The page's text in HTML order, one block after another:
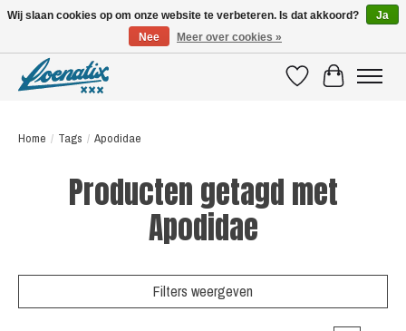
VerlanglijstWinkelwagen
Home / Tags / Apodidae
Producten getagd met
Apodidae
Filters weergeven
Wij slaan cookies op om onze website te verbeteren. Is dat akkoord?
Ja
Nee
Meer over cookies »